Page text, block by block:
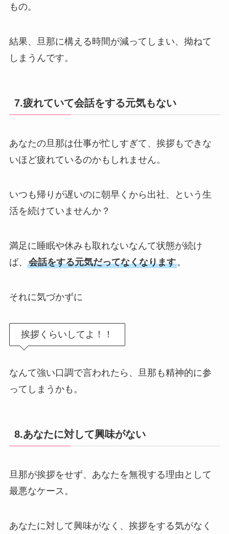
もの。
結果、旦那に構える時間が減ってしまい、拗ねて
しまうんです。
7.疲れていて会話をする元気もない
あなたの旦那は仕事が忙しすぎて、挨拶もできな
いほど疲れているのかもしれません。
いつも帰りが遅いのに朝早くから出社、という生
活を続けていませんか？
満足に睡眠や休みも取れないなんて状態が続け
ば、 会話をする元気だってなくなります。
それに気づかずに
挨拶くらいしてよ！！
なんて強い口調で言われたら、旦那も精神的に参
ってしまうかも。
8.あなたに対して興味がない
旦那が挨拶をせず、あなたを無視する理由として
最悪なケース。
あなたに対して興味がなく、挨拶をする気がなく